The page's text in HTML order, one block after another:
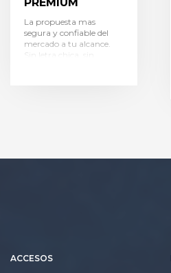
PREMIUM
La propuesta mas
segura y confiable del
mercado a tu alcance.
Sin letra chica, sin
ACCESOS